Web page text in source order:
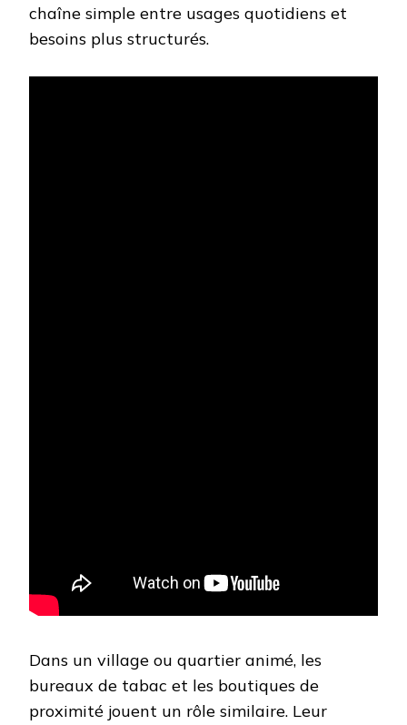
chaîne simple entre usages quotidiens et
besoins plus structurés.
Dans un village ou quartier animé, les
bureaux de tabac et les boutiques de
proximité jouent un rôle similaire. Leur